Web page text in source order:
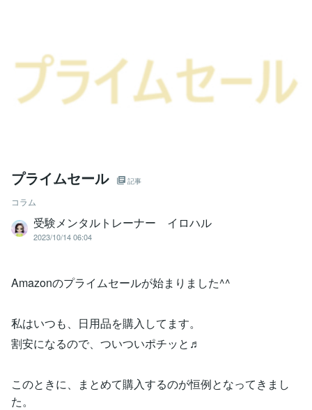
プライムセール 記事
コラム
受験メンタルトレーナー イロハル
2023/10/14 06:04
Amazonのプライムセールが始まりました^^
私はいつも、日用品を購入してます。
割安になるので、ついついポチッと♬
このときに、まとめて購入するのが恒例となってきまし
た。